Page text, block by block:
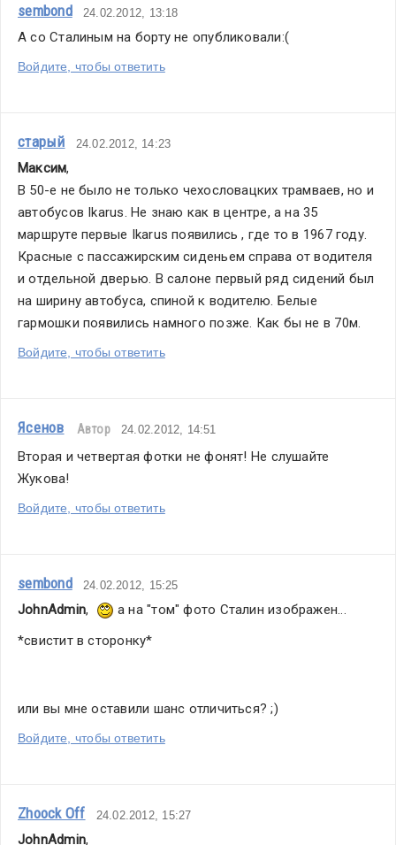
sembond 24.02.2012, 13:18
А со Сталиным на борту не опубликовали:(
Войдите, чтобы ответить
старый 24.02.2012, 14:23
Максим,
В 50-е не было не только чехословацких трамваев, но и
автобусов Ikarus. Не знаю как в центре, а на 35
маршруте первые Ikarus появились , где то в 1967 году.
Красные с пассажирским сиденьем справа от водителя
и отдельной дверью. В салоне первый ряд сидений был
на ширину автобуса, спиной к водителю. Белые
гармошки появились намного позже. Как бы не в 70м.
Войдите, чтобы ответить
Ясенов Автор 24.02.2012, 14:51
Вторая и четвертая фотки не фонят! Не слушайте
Жукова!
Войдите, чтобы ответить
sembond 24.02.2012, 15:25
JohnAdmin,
а на "том" фото Сталин изображен...
*свистит в сторонку*
или вы мне оставили шанс отличиться? ;)
Войдите, чтобы ответить
Zhoock Off 24.02.2012, 15:27
JohnAdmin,